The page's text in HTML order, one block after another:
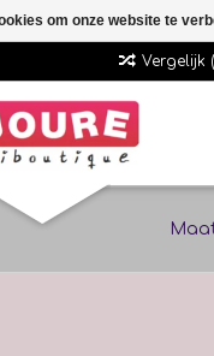
Vergelijk
om onze website te